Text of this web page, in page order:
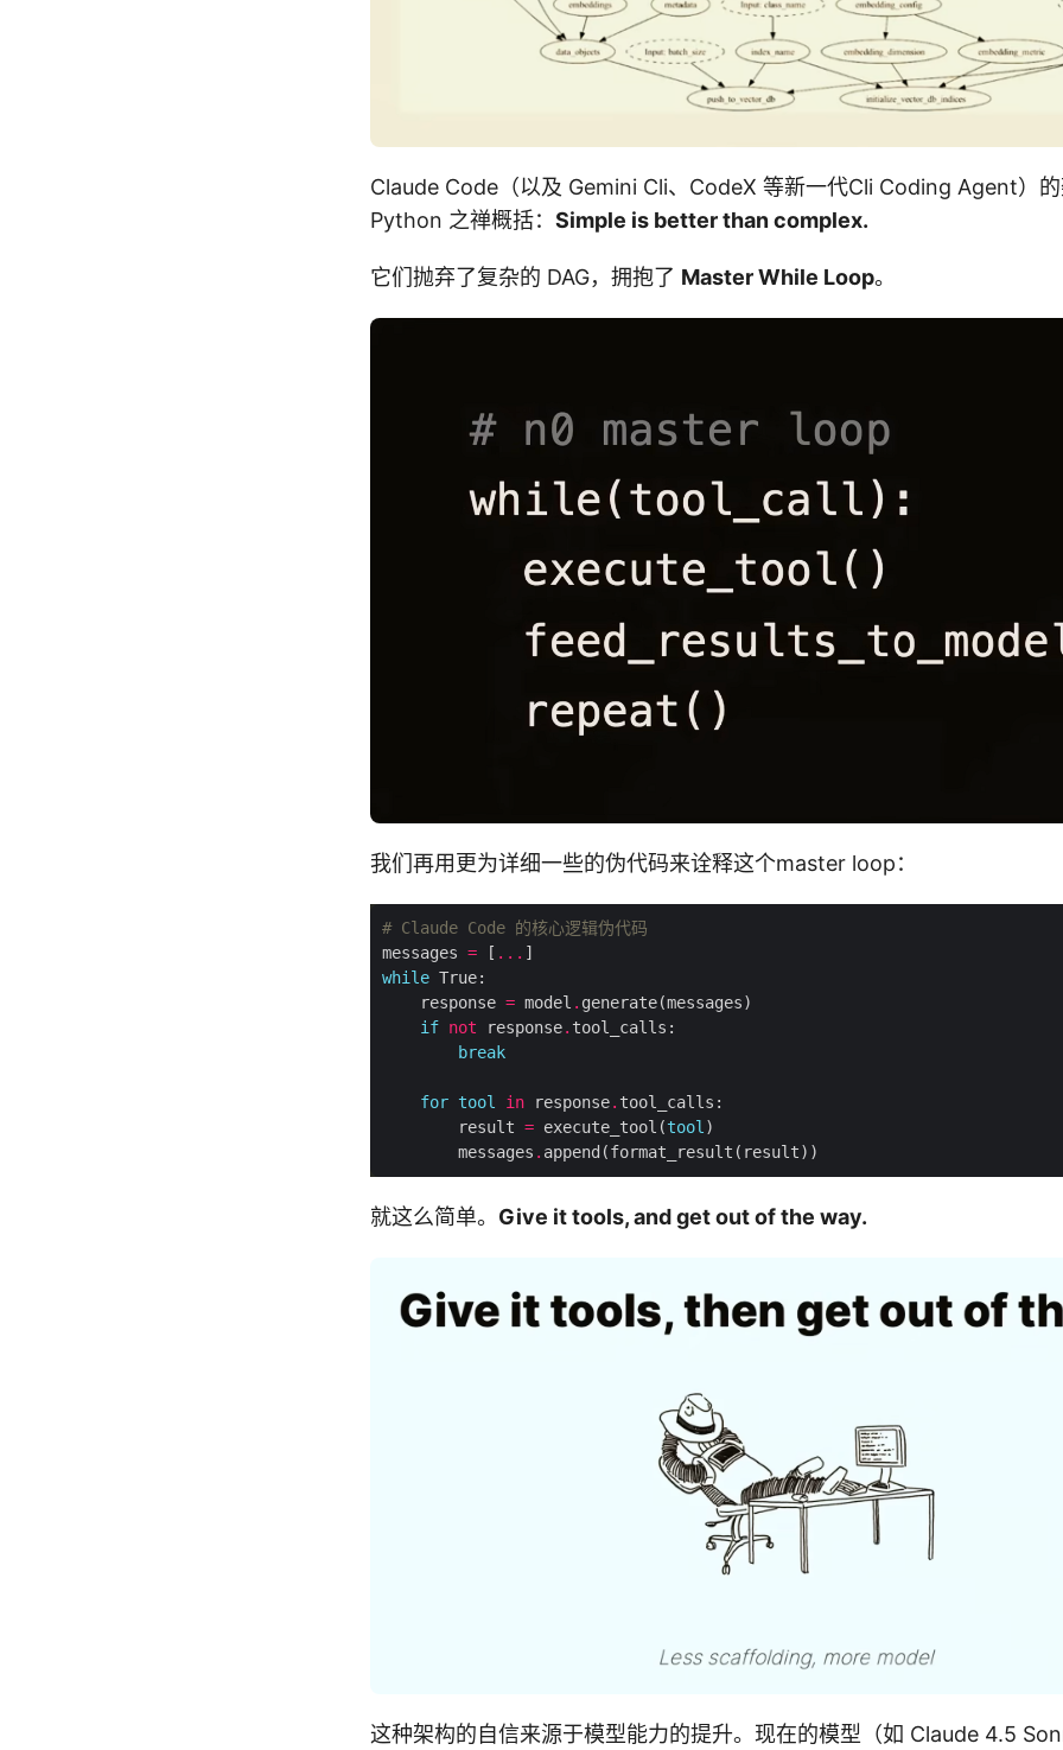
Claude Code（以及 Gemini Cli、CodeX 等新一代Cli Coding Agent）的
Python 之禅概括： Simple is better than complex.
它们抛弃了复杂的 DAG，拥抱了 Master While Loop。
我们再用更为详细一些的伪代码来诠释这个master loop：
# Claude Code 的核心逻辑伪代码
messages = [ ...
while
    response
= model .
if not response.
break
for tool in response.
        result
= execute_tool(tool
        messages
.
就这么简单。 Give it tools, and get out of the way.
这种架构的自信来源于模型能力的提升。现在的模型（如 Claude 4.5